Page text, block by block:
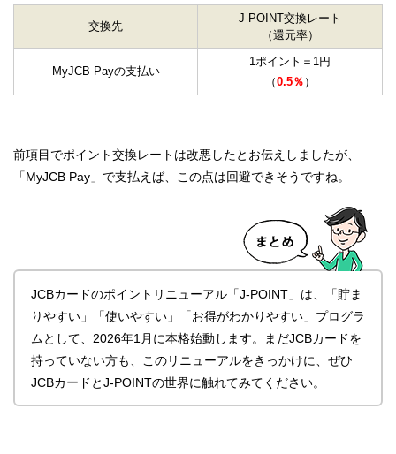
交換先
J-POINT交換レート
（還元率）
MyJCB Payの支払い
1ポイント＝1円
（0.5％ ）
前項目でポイント交換レートは改悪したとお伝えしましたが、
「MyJCB Pay」で支払えば、この点は回避できそうですね。
JCBカードのポイントリニューアル「J-POINT」は、「貯ま
りやすい」「使いやすい」「お得がわかりやすい」プログラ
ムとして、2026年1月に本格始動します。まだJCBカードを
持っていない方も、このリニューアルをきっかけに、ぜひ
JCBカードとJ-POINTの世界に触れてみてください。